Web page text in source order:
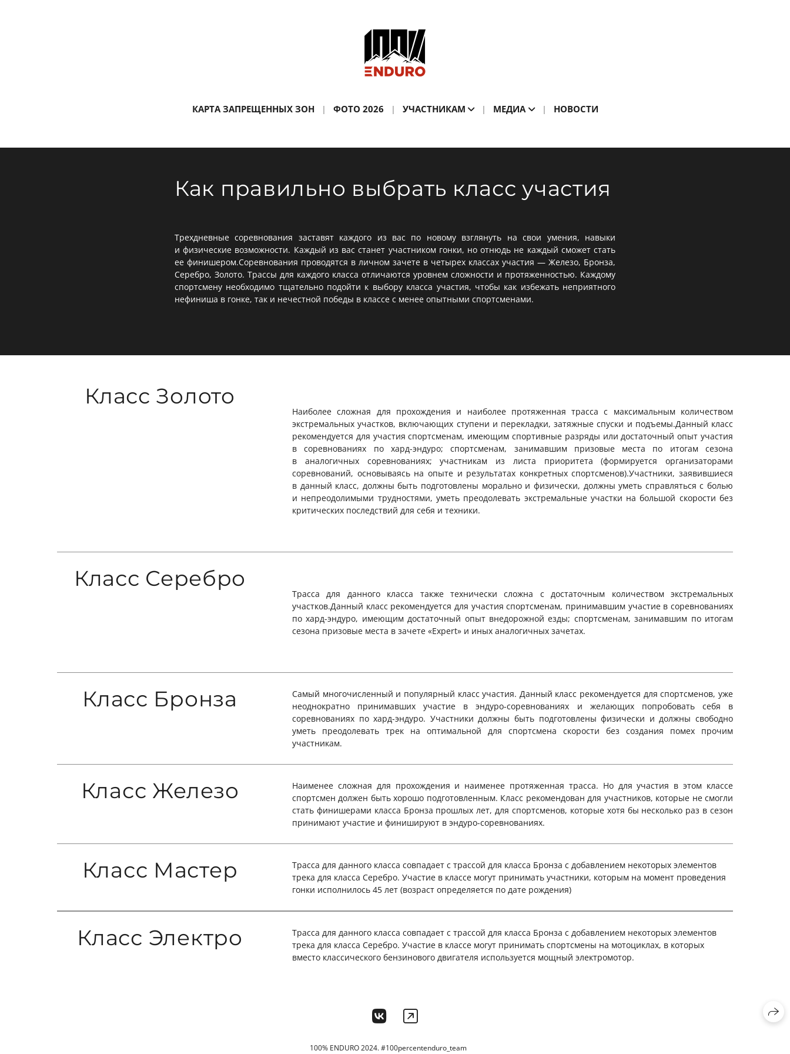
КАРТА ЗАПРЕЩЕННЫХ ЗОН ФОТО 2026 УЧАСТНИКАМ МЕДИА НОВОСТИ
Как правильно выбрать класс участия
Трехдневные соревнования заставят каждого из вас по новому взглянуть на свои умения, навыки
и физические возможности. Каждый из вас станет участником гонки, но отнюдь не каждый сможет стать
ее финишером.Соревнования проводятся в личном зачете в четырех классах участия — Железо, Бронза,
Серебро, Золото. Трассы для каждого класса отличаются уровнем сложности и протяженностью. Каждому
спортсмену необходимо тщательно подойти к выбору класса участия, чтобы как избежать неприятного
нефиниша в гонке, так и нечестной победы в классе с менее опытными спортсменами.
Класс Золото
Наиболее сложная для прохождения и наиболее протяженная трасса с максимальным количеством
экстремальных участков, включающих ступени и перекладки, затяжные спуски и подъемы.Данный класс
рекомендуется для участия спортсменам, имеющим спортивные разряды или достаточный опыт участия
в соревнованиях по хард-эндуро; спортсменам, занимавшим призовые места по итогам сезона
в аналогичных соревнованиях; участникам из листа приоритета (формируется организаторами
соревнований, основываясь на опыте и результатах конкретных спортсменов).Участники, заявившиеся
в данный класс, должны быть подготовлены морально и физически, должны уметь справляться с болью
и непреодолимыми трудностями, уметь преодолевать экстремальные участки на большой скорости без
критических последствий для себя и техники.
Класс Серебро
Трасса для данного класса также технически сложна с достаточным количеством экстремальных
участков.Данный класс рекомендуется для участия спортсменам, принимавшим участие в соревнованиях
по хард-эндуро, имеющим достаточный опыт внедорожной езды; спортсменам, занимавшим по итогам
сезона призовые места в зачете «Expert» и иных аналогичных зачетах.
Класс Бронза
Самый многочисленный и популярный класс участия. Данный класс рекомендуется для спортсменов, уже
неоднократно принимавших участие в эндуро-соревнованиях и желающих попробовать себя в
соревнованиях по хард-эндуро. Участники должны быть подготовлены физически и должны свободно
уметь преодолевать трек на оптимальной для спортсмена скорости без создания помех прочим
участникам.
Класс Железо
Наименее сложная для прохождения и наименее протяженная трасса. Но для участия в этом классе
спортсмен должен быть хорошо подготовленным. Класс рекомендован для участников, которые не смогли
стать финишерами класса Бронза прошлых лет, для спортсменов, которые хотя бы несколько раз в сезон
принимают участие и финишируют в эндуро-соревнованиях.
Класс Мастер
Трасса для данного класса совпадает с трассой для класса Бронза с добавлением некоторых элементов
трека для класса Серебро. Участие в классе могут принимать участники, которым на момент проведения
гонки исполнилось 45 лет (возраст определяется по дате рождения)
Класс Электро
Трасса для данного класса совпадает с трассой для класса Бронза с добавлением некоторых элементов
трека для класса Серебро. Участие в классе могут принимать спортсмены на мотоциклах, в которых
вместо классического бензинового двигателя используется мощный электромотор.
100% ENDURO 2024. #100percentenduro_team